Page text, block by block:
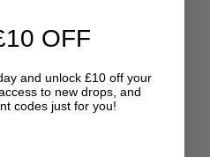
OFF
and unlock £10 off your
to new drops, and
codes just for you!